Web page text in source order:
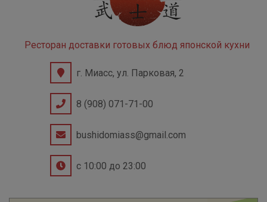
Ресторан доставки готовых блюд японской кухни
г. Миасс, ул. Парковая, 2
8 (908) 071-71-00
bushidomiass@gmail.com
с 10:00 до 23:00